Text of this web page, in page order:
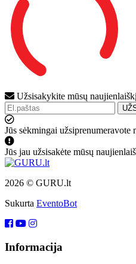
Užsisakykite mūsų
Jūs sėkmingai užsiprenumeravote
Jūs jau užsisakėte mūsų
2026 © GURU.lt
Sukurta EventoBot
Informacija